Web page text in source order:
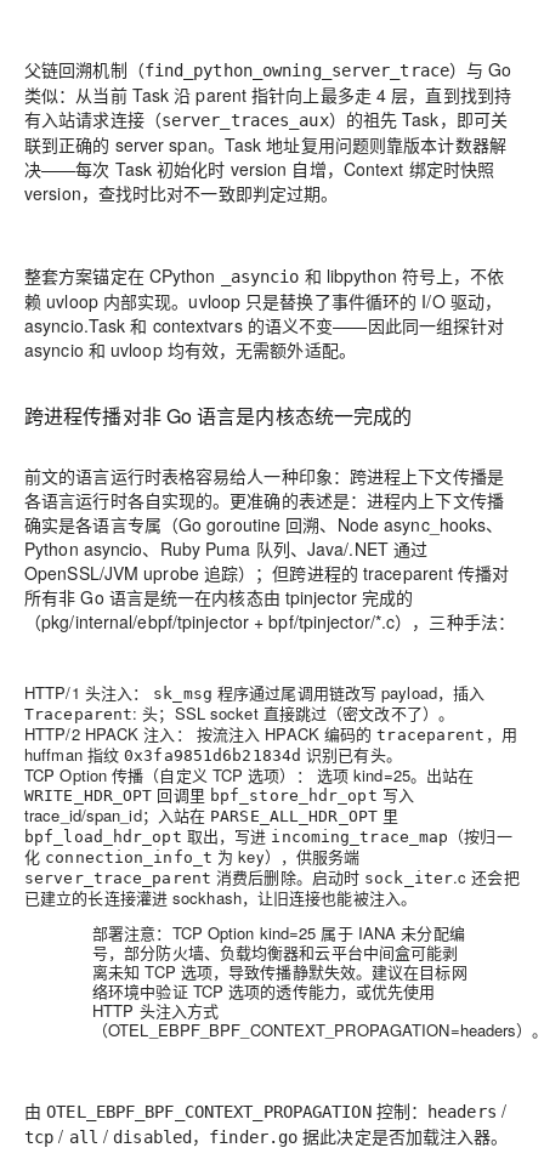
父链回溯机制（find_python_owning_server_trace）与 Go
类似：从当前 Task 沿 parent 指针向上最多走 4 层，直到找到持
有入站请求连接（server_traces_aux）的祖先 Task，即可关
联到正确的 server span。Task 地址复用问题则靠版本计数器解
决——每次 Task 初始化时 version 自增，Context 绑定时快照
version，查找时比对不一致即判定过期。
整套方案锚定在 CPython _asyncio 和 libpython 符号上，不依
赖 uvloop 内部实现。uvloop 只是替换了事件循环的 I/O 驱动，
asyncio.Task 和 contextvars 的语义不变——因此同一组探针对
asyncio 和 uvloop 均有效，无需额外适配。
跨进程传播对非 Go 语言是内核态统一完成的
前文的语言运行时表格容易给人一种印象：跨进程上下文传播是
各语言运行时各自实现的。更准确的表述是：进程内上下文传播
确实是各语言专属（Go goroutine 回溯、Node async_hooks、
Python asyncio、Ruby Puma 队列、Java/.NET 通过
OpenSSL/JVM uprobe 追踪）；但跨进程的 traceparent 传播对
所有非 Go 语言是统一在内核态由 tpinjector 完成的
（pkg/internal/ebpf/tpinjector + bpf/tpinjector/*.c），三种手法：
HTTP/1 头注入： sk_msg 程序通过尾调用链改写 payload，插入
Traceparent: 头；SSL socket 直接跳过（密文改不了）。
HTTP/2 HPACK 注入：
按流注入 HPACK 编码的traceparent ，用
huffman 指纹0x3fa9851d6b21834d 识别已有头。
TCP Option 传播（自定义 TCP 选项）：
选项 kind=25。出站在
WRITE_HDR_OPT 回调里 bpf_store_hdr_opt 写入
trace_id/span_id；入站在 PARSE_ALL_HDR_OPT里
bpf_load_hdr_opt 取出，写进 incoming_trace_map
（按归一
化 connection_info_t 为 key），供服务端
server_trace_parent 消费后删除。启动时 sock_iter.c 还会把
已建立的长连接灌进 sockhash，让旧连接也能被注入。
部署注意：TCP Option kind=25 属于 IANA 未分配编
号，部分防火墙、负载均衡器和云平台中间盒可能剥
离未知 TCP 选项，导致传播静默失效。建议在目标网
络环境中验证 TCP 选项的透传能力，或优先使用
HTTP 头注入方式
（OTEL_EBPF_BPF_CONTEXT_PROPAGATION=headers）
由OTEL_EBPF_BPF_CONTEXT_PROPAGATION控制： headers /
tcp / all / disabled ， finder.go 据此决定是否加载注入器。